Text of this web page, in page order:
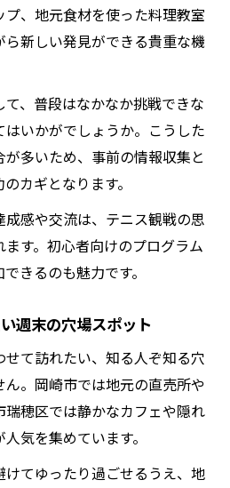
、地元食材を使った料理教室
新しい発見ができる貴重な機
、普段はなかなか挑戦できな
いかがでしょうか。こうした
多いため、事前の情報収集と
カギとなります。
感や交流は、テニス観戦の思
す。初心者向けのプログラム
きるのも魅力です。
週末の穴場スポット
て訪れたい、知る人ぞ知る穴
。岡崎市では地元の直売所や
穂区では静かなカフェや隠れ
気を集めています。
てゆったり過ごせるうえ、地